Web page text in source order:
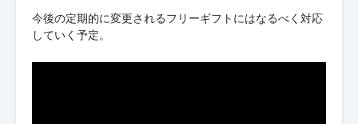
今後の定期的に変更されるフリーギフトにはなるべく対応
していく予定。